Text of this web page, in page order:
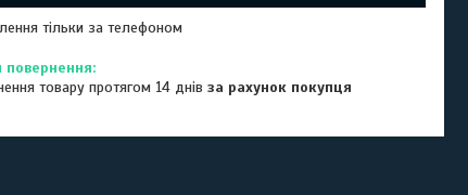
тільки за телефоном
товару протягом 14 днівза рахунок покупця